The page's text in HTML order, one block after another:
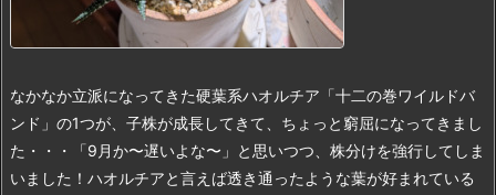
なかなか立派になってきた硬葉系ハオルチア「十二の巻ワイルドバ
ンド」の1つが、子株が成長してきて、ちょっと窮屈になってきまし
た・・・「9月か〜遅いよな〜」と思いつつ、株分けを強行してしま
いました！ ハオルチアと言えば透き通ったような葉が好まれている